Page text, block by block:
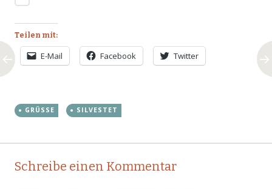
Teilen mit:
E-Mail Facebook Twitter
GRÜSSE SILVESTET
Post
Schreibe einen Kommentar